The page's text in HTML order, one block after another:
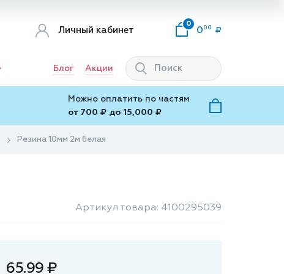
Личный кабинет
0
0 00
Блог Акции
Можно оплатить по частям
от 700 ₽ до 15,000 ₽
Резина 10мм 2м белая
Артикул товара: 4100295039
65.99 ₽